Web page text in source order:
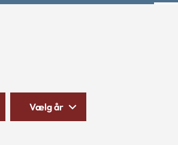
Vælg år